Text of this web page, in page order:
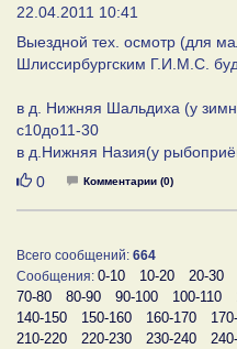
22.04.2011 10:41
Выездной тех. осмотр (для
Шлиссирбургским Г.И.М.С.
в д. Нижняя Шальдиха (у
с10до11-30
в д.Нижняя Назия(у
Нравится
0 Комментарии (0)
Всего сообщений: 664
Сообщения: 0-10 10-20 20-30
70-80
80-90 90-100 100-110
140-150
150-160 160-170
210-220
220-230 230-240